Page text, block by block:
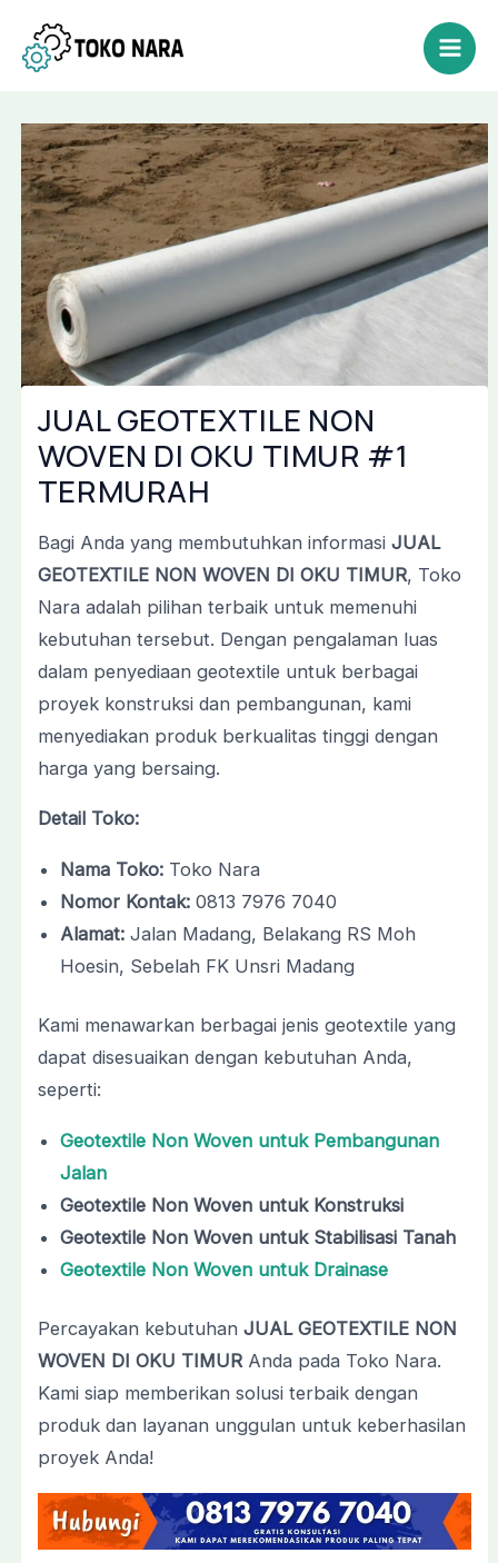
konten
Main
JUAL GEOTEXTILE NON
WOVEN DI OKU TIMUR #1
TERMURAH
Bagi Anda yang membutuhkan informasi JUAL
GEOTEXTILE NON WOVEN DI OKU TIMUR, Toko
Nara adalah pilihan terbaik untuk memenuhi
kebutuhan tersebut. Dengan pengalaman luas
dalam penyediaan geotextile untuk berbagai
proyek konstruksi dan pembangunan, kami
menyediakan produk berkualitas tinggi dengan
harga yang bersaing.
Detail Toko:
Nama Toko:Toko Nara
Nomor Kontak:0813 7976 7040
Alamat:Jalan Madang, Belakang RS Moh
Hoesin, Sebelah FK Unsri Madang
Kami menawarkan berbagai jenis geotextile yang
dapat disesuaikan dengan kebutuhan Anda,
seperti:
Geotextile Non Woven untuk Pembangunan
Jalan
Geotextile Non Woven untuk Konstruksi
Geotextile Non Woven untuk Stabilisasi Tanah
Geotextile Non Woven untuk Drainase
Percayakan kebutuhan JUAL GEOTEXTILE NON
WOVEN DI OKU TIMURAnda pada Toko Nara.
Kami siap memberikan solusi terbaik dengan
produk dan layanan unggulan untuk keberhasilan
proyek Anda!
navigation